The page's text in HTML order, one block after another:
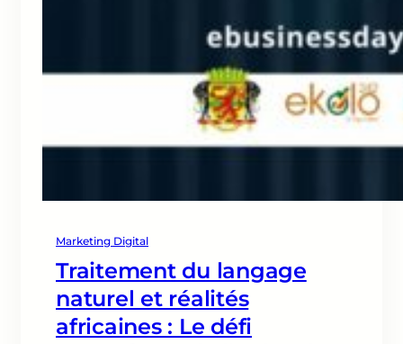
Marketing Digital
Traitement du langage
naturel et réalités
africaines : Le défi